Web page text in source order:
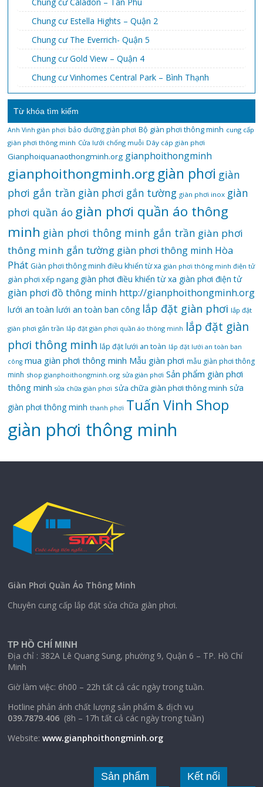
Chung cư Estella Hights – Quận 2
Chung cư The Everrich- Quận 5
Chung cư Gold View – Quận 4
Chung cư Vinhomes Central Park – Bình Thạnh
Từ khóa tìm kiếm
Anh Vinh giàn phơi bảo dưỡng giàn phơi Bộ giàn phơi thông minh cung cấp
giàn phơi thông minh Cửa lưới chống muỗi Dây cáp giàn phơi
Gianphoiquanaothongminh.org gianphoithongminh
gianphoithongminh.org giàn phơi giàn
phơi gắn trần giàn phơi gắn tường giàn phơi inox giàn
phơi quần áo giàn phơi quần áo thông
minh giàn phơi thông minh gắn trần giàn phơi
thông minh gắn tường giàn phơi thông minh Hòa
Phát Giàn phơi thông minh điều khiển từ xa giàn phơi thông minh điện tử
giàn phơi xếp ngang giàn phơi điều khiển từ xa giàn phơi điện tử
giàn phơi đồ thông minh http://gianphoithongminh.org
lưới an toàn lưới an toàn ban công lắp đặt giàn phơi lắp đặt
giàn phơi gắn trần lắp đặt giàn phơi quần áo thông minh lắp đặt giàn
phơi thông minh lắp đặt lưới an toàn lắp đặt lưới an toàn ban
công mua giàn phơi thông minh Mẫu giàn phơi mẫu giàn phơi thông
minh shop gianphoithongminh.org sửa giàn phơi Sản phẩm giàn phơi
thông minh sửa chữa giàn phơi sửa chữa giàn phơi thông minh sửa
giàn phơi thông minh thanh phơi Tuấn Vinh Shop
‌giàn‌ ‌phơi‌ ‌thông‌ ‌minh
Giàn Phơi Quần Áo Thông Minh
Chuyên cung cấp lắp đặt sửa chữa giàn phơi.
TP HỒ CHÍ MINH
Địa chỉ : 382A Lê Quang Sung, phường 9, Quận 6 – TP. Hồ Chí
Minh
Giờ làm việc: 6h00 – 22h tất cả các ngày trong tuần.
Hotline phản ánh chất lượng sản phẩm & dịch vụ
039.7879.406 (8h – 17h tất cả các ngày trong tuần)
Website:www.gianphoithongminh.org
Sản phẩm Kết nối